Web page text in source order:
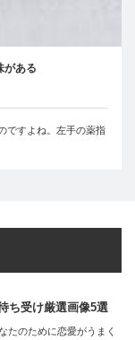
がある
ですよね。左手の薬指
ち受け厳選画像5選
たのために恋愛がうまく